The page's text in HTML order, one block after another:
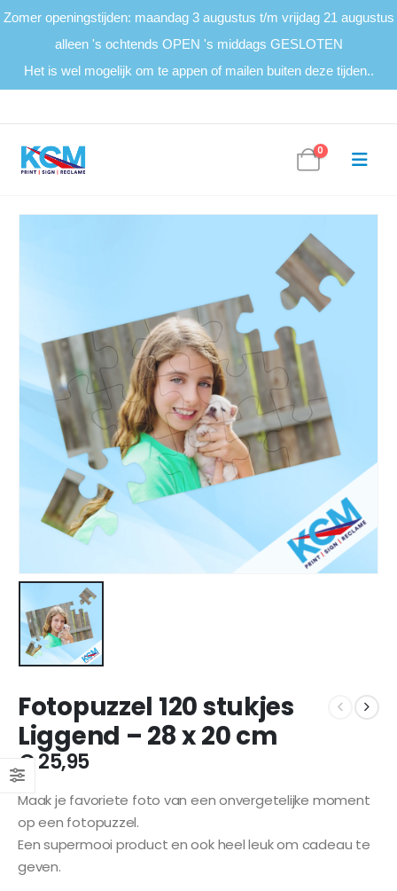
Zomer openingstijden: maandag 3 augustus t/m vrijdag 21 augustus
alleen 's ochtends OPEN 's middags GESLOTEN
Het is wel mogelijk om te appen of mailen buiten deze tijden..
0
Fotopuzzel 120 stukjes
Liggend – 28 x 20 cm
€25,95
Maak je favoriete foto van een onvergetelijke moment
op een fotopuzzel.
Een supermooi product en ook heel leuk om cadeau te
geven.